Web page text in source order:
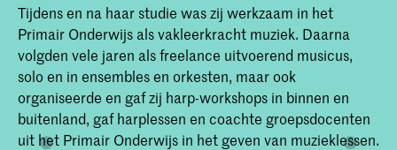
Tijdens en na haar studie was zij werkzaam in het
Primair Onderwijs als vakleerkracht muziek. Daarna
volgden vele jaren als freelance uitvoerend musicus,
solo en in ensembles en orkesten, maar ook
organiseerde en gaf zij harp-workshops in binnen en
buitenland, gaf harplessen en coachte groepsdocenten
uit het Primair Onderwijs in het geven van muzieklessen.